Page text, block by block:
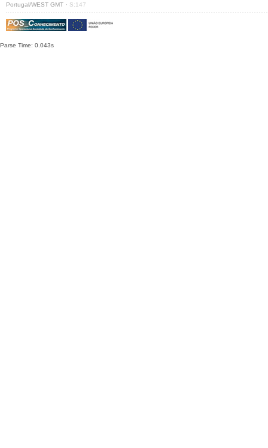
Portugal/WEST GMT · S:147
Parse Time: 0.043s